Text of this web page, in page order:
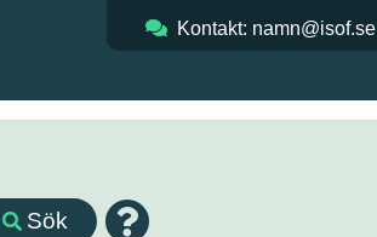
Kontakt: namn@isof.se
Sök